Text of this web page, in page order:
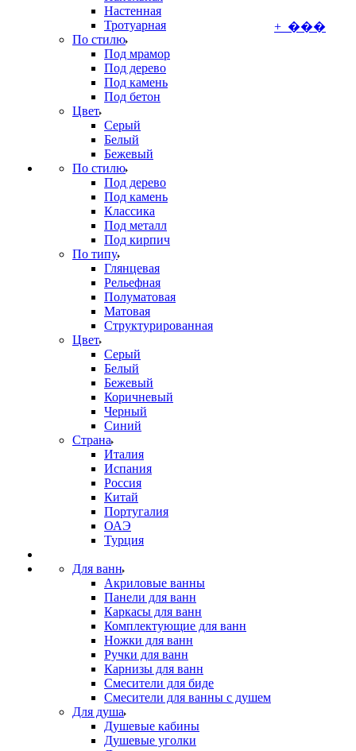
Настенная
Тротуарная
По стилю
Под мрамор
Под дерево
Под камень
Под бетон
Цвет
Серый
Белый
Бежевый
По стилю
Под дерево
Под камень
Классика
Под металл
Под кирпич
По типу
Глянцевая
Рельефная
Полуматовая
Матовая
Структурированная
Цвет
Серый
Белый
Бежевый
Коричневый
Черный
Синий
Страна
Италия
Испания
Россия
Китай
Португалия
ОАЭ
Турция
Для ванн
Акриловые ванны
Панели для ванн
Каркасы для ванн
Комплектующие для ванн
Ножки для ванн
Ручки для ванн
Карнизы для ванн
Смесители для биде
Смесители для ванны с душем
Для душа
Душевые кабины
Душевые уголки
+ ���